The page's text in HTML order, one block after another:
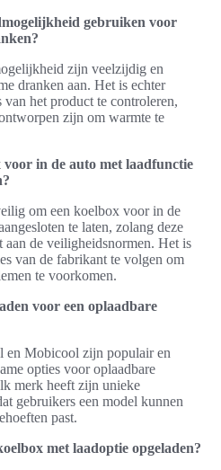
gebruiken voor
zijn veelzijdig en
dranken aan. Het is echter
het product te controleren,
zijn om warmte te
voor in de auto met laadfunctie
om een koelbox voor in de
te laten, zolang deze
de veiligheidsnormen. Het is
van de fabrikant te volgen om
te voorkomen.
voor een oplaadbare
en Mobicool zijn populair en
opties voor oplaadbare
merk heeft zijn unieke
gebruikers een model kunnen
past.
met laadoptie opgeladen?